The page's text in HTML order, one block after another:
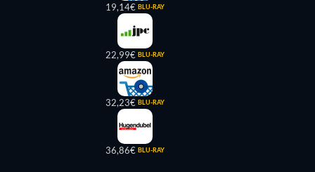
19,14€ BLU-RAY
22,99€ BLU-RAY
32,23€ BLU-RAY
36,86€ BLU-RAY